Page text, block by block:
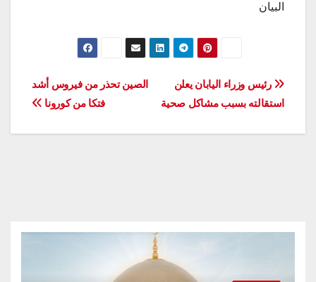
البيان
تصفّح
المقالات
الصين تحذر من فيروس أشد
فتكا من كورونا
رئيس وزراء اليابان يعلن
استقالته بسبب مشاكل صحية